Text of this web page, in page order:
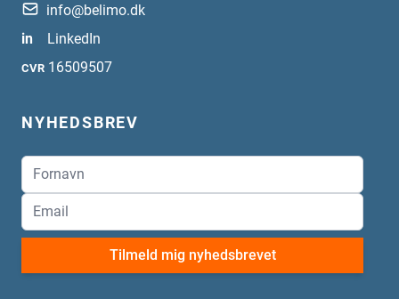
info@belimo.dk
in
LinkedIn
CVR 16509507
NYHEDSBREV
Tilmeld mig nyhedsbrevet